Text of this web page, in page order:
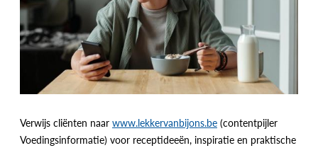
Verwijs cliënten naar www.lekkervanbijons.be (contentpijler
Voedingsinformatie) voor receptideeën, inspiratie en praktische